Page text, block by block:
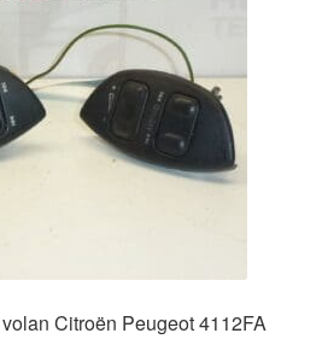
Citroën Peugeot 4112FA